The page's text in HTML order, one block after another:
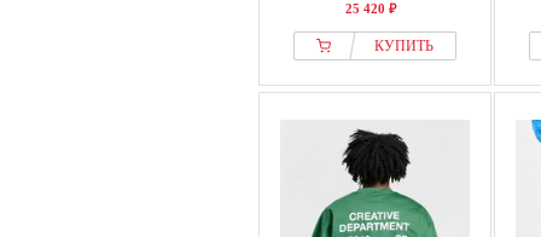
25 420 ₽
КУПИТЬ